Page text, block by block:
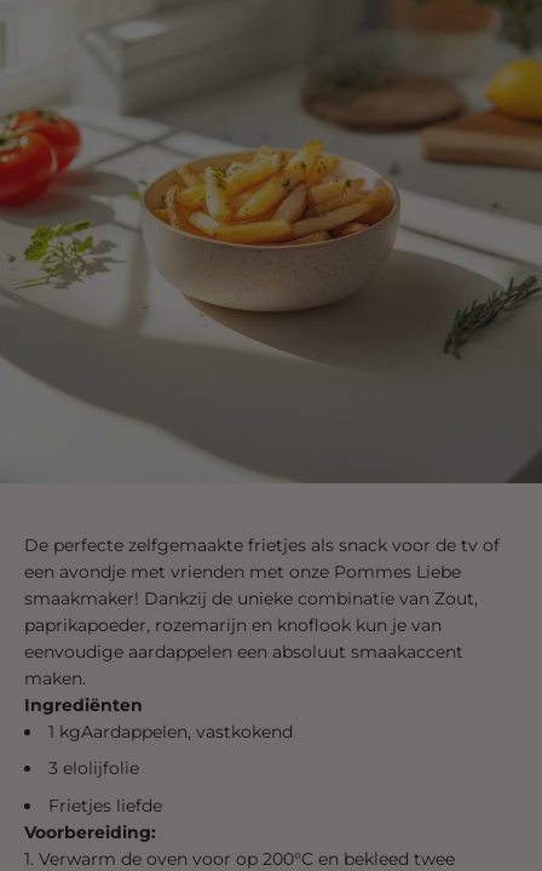
De perfecte zelfgemaakte frietjes als snack voor de tv of
een avondje met vrienden met onze Pommes Liebe
smaakmaker! Dankzij de unieke combinatie van Zout,
paprikapoeder, rozemarijn en knoflook kun je van
eenvoudige aardappelen een absoluut smaakaccent
maken.
Ingrediënten
1 kgAardappelen, vastkokend
3 elolijfolie
Frietjes liefde
Voorbereiding:
Verwarm de oven voor op 200°C en bekleed twee